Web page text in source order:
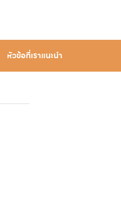
หัวข้อที่เราแนะนำ